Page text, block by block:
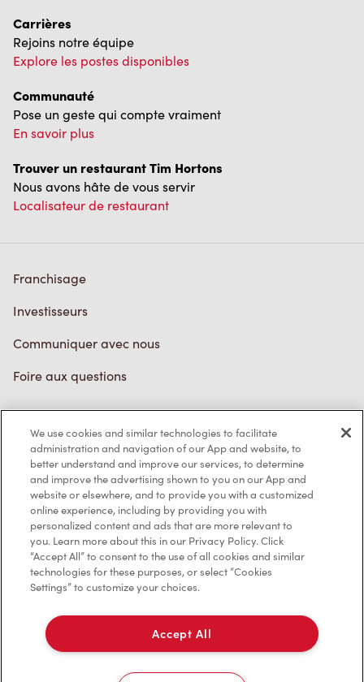
Carrières
Rejoins notre équipe
Explore les postes disponibles
Communauté
Pose un geste qui compte vraiment
En savoir plus
Trouver un restaurant Tim Hortons
Nous avons hâte de vous servir
Localisateur de restaurant
Franchisage
Investisseurs
Communiquer avec nous
Foire aux questions
Politique de confidentialité
Conditions de service
Marques de commerce
Accessibilité
Diagnostic
Contactez-nous
We use cookies and similar technologies to facilitate
administration and navigation of our App and website, to
better understand and improve our services, to determine
and improve the advertising shown to you on our App and
website or elsewhere, and to provide you with a customized
online experience, including by providing you with
personalized content and ads that are more relevant to
you. Learn more about this in our Privacy Policy. Click
“Accept All” to consent to the use of all cookies and similar
technologies for these purposes, or select “Cookies
Settings” to customize your choices.
Accept All